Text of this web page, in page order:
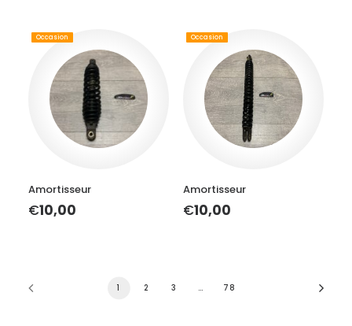
Amortisseur
€10,00
Occasion
Amortisseur
€10,00
Occasion
1 2 3 … 78